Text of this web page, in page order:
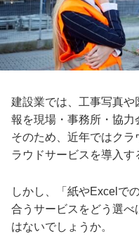
建設業では、工事写真
報を現場・事務所・協力
そのため、近年ではク
ラウドサービスを導入す
しかし、「紙やExcelで
合うサービスをどう選
はないでしょうか。